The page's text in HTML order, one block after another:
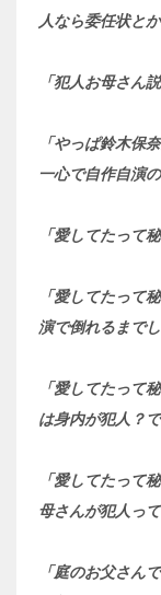
人なら委任状と
「犯人お母さん
「やっぱ鈴木保
一心で自作自演
「愛してたって
「愛してたって
演で倒れるまで
「愛してたって
は身内が犯人？
「愛してたって
母さんが犯人っ
「庭のお父さん